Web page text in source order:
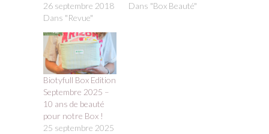
26 septembre 2018
Dans "Revue"
Dans "Box Beauté"
Biotyfull Box Edition
Septembre 2025 –
10 ans de beauté
pour notre Box !
25 septembre 2025